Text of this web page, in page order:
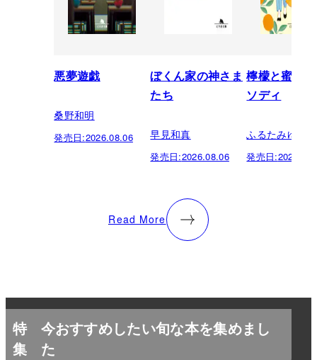
悪夢遊戯
桑野和明
発売日:2026.08.06
ぼくん家の神さま
たち
早見和真
発売日:2026.08.06
檸檬と蜜柑
ソディ
ふるたみゆき
発売日:
Read More
特
集
今おすすめしたい旬な本を集めまし
た